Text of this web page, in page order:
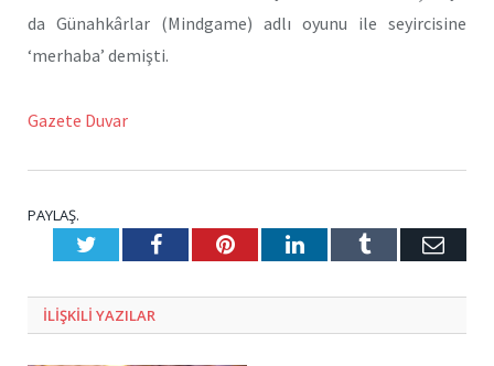
da Günahkârlar (Mindgame) adlı oyunu ile seyircisine
‘merhaba’ demişti.
Gazete Duvar
PAYLAŞ.
TwitterFacebookPinterestLinkedInTumblr E-
ILIŞKILI YAZILAR